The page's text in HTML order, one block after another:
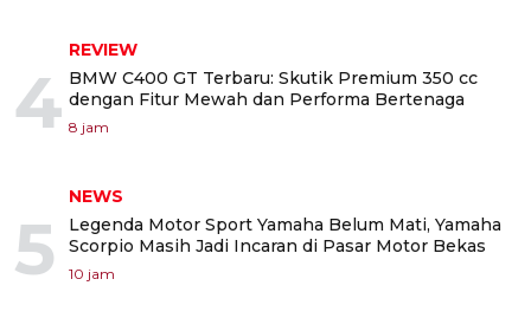
4
REVIEW
BMW C400 GT Terbaru: Skutik Premium 350 cc
dengan Fitur Mewah dan Performa Bertenaga
8 jam
5
NEWS
Legenda Motor Sport Yamaha Belum Mati, Yamaha
Scorpio Masih Jadi Incaran di Pasar Motor Bekas
10 jam